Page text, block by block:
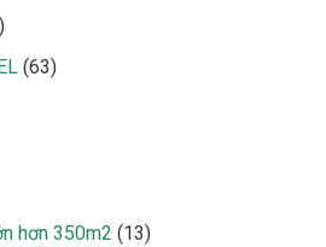
21
phẩm
6363
hơn 350m2 1313